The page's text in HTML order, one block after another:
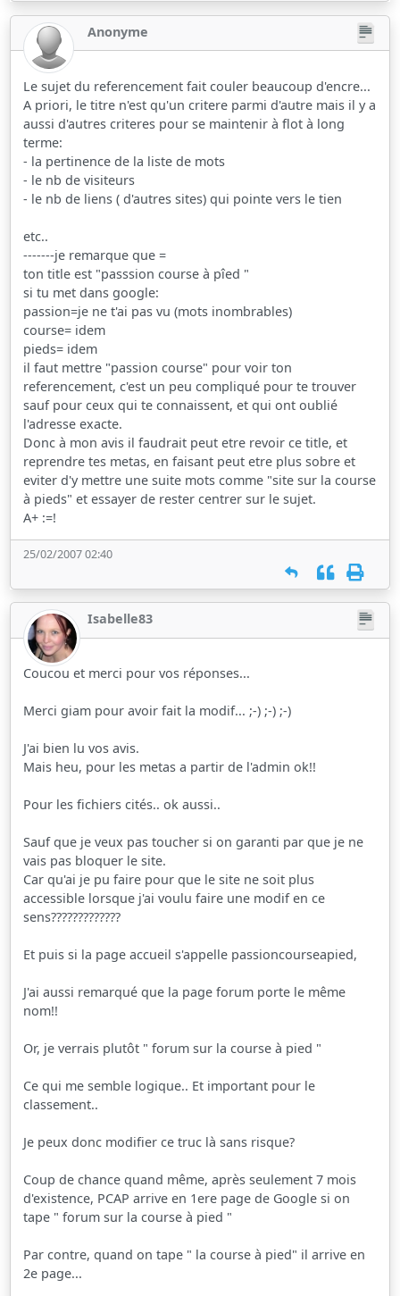
Anonyme
Le sujet du referencement fait couler beaucoup d'encre...
A priori, le titre n'est qu'un critere parmi d'autre mais il y a
aussi d'autres criteres pour se maintenir à flot à long
terme:
- la pertinence de la liste de mots
- le nb de visiteurs
- le nb de liens ( d'autres sites) qui pointe vers le tien
etc..
-------je remarque que =
ton title est "passsion course à pîed "
si tu met dans google:
passion=je ne t'ai pas vu (mots inombrables)
course= idem
pieds= idem
il faut mettre "passion course" pour voir ton
referencement, c'est un peu compliqué pour te trouver
sauf pour ceux qui te connaissent, et qui ont oublié
l'adresse exacte.
Donc à mon avis il faudrait peut etre revoir ce title, et
reprendre tes metas, en faisant peut etre plus sobre et
eviter d'y mettre une suite mots comme "site sur la course
à pieds" et essayer de rester centrer sur le sujet.
A+ :=!
25/02/2007 02:40
Isabelle83
Coucou et merci pour vos réponses...
Merci giam pour avoir fait la modif... ;-) ;-) ;-)
J'ai bien lu vos avis.
Mais heu, pour les metas a partir de l'admin ok!!
Pour les fichiers cités.. ok aussi..
Sauf que je veux pas toucher si on garanti par que je ne
vais pas bloquer le site.
Car qu'ai je pu faire pour que le site ne soit plus
accessible lorsque j'ai voulu faire une modif en ce
sens?????????????
Et puis si la page accueil s'appelle passioncourseapied,
J'ai aussi remarqué que la page forum porte le même
nom!!
Or, je verrais plutôt " forum sur la course à pied "
Ce qui me semble logique.. Et important pour le
classement..
Je peux donc modifier ce truc là sans risque?
Coup de chance quand même, après seulement 7 mois
d'existence, PCAP arrive en 1ere page de Google si on
tape " forum sur la course à pied "
Par contre, quand on tape " la course à pied" il arrive en
2e page...